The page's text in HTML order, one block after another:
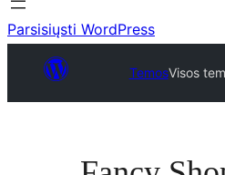
Parsisiųsti WordPress
TemosVisos